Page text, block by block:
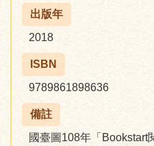
出版年
2018
ISBN
9789861898636
備註
國臺圖108年「Bookstart